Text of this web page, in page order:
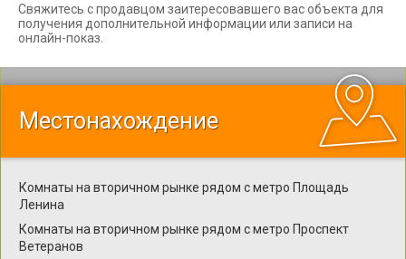
Свяжитесь с продавцом заитересовавшего вас объекта для
получения дополнительной информации или записи на
онлайн-показ.
Местонахождение
Комнаты на вторичном рынке рядом с метро Площадь
Ленина
Комнаты на вторичном рынке рядом с метро Проспект
Ветеранов